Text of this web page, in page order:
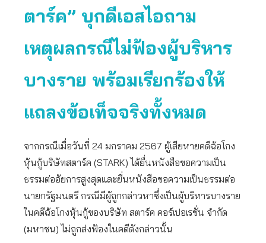
ตาร์ค” บุกดีเอสไอถาม
เหตุผลกรณีไม่ฟ้องผู้บริหาร
บางราย พร้อมเรียกร้องให้
แถลงข้อเท็จจริงทั้งหมด
จากกรณีเมื่อวันที่ 24 มกราคม 2567 ผู้เสียหายคดีฉ้อโกง
หุ้นกู้บริษัทสตาร์ค (STARK) ได้ยื่นหนังสือขอความเป็น
ธรรมต่ออัยการสูงสุดและยื่นหนังสือขอความเป็นธรรมต่อ
นายกรัฐมนตรี กรณีมีผู้ถูกกล่าวหาซึ่งเป็นผู้บริหารบางราย
ในคดีฉ้อโกงหุ้นกู้ของบริษัท สตาร์ค คอร์เปอเรชั่น จำกัด
(มหาชน) ไม่ถูกส่งฟ้องในคดีดังกล่าวนั้น